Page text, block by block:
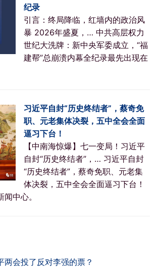
纪录
引言：终局降临，红墙内的政治风
暴 2026年盛夏，… 中共高层权力
世纪大洗牌：新中央军委成立，“福
建帮”总崩溃内幕全纪录最先出现在
习近平自封“历史终结者”，蔡奇免
职、元老集体决裂，五中全会全面
逼习下台！
【中南海惊爆】七一变局！习近平
自封“历史终结者”，… 习近平自封
“历史终结者”，蔡奇免职、元老集
体决裂，五中全会全面逼习下台！
中心。
两会投了反对李强的票？